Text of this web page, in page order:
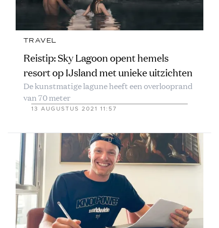
TRAVEL
Reistip: Sky Lagoon opent hemels
resort op IJsland met unieke uitzichten
De kunstmatige lagune heeft een overlooprand
van 70 meter
13 AUGUSTUS 2021 11:57